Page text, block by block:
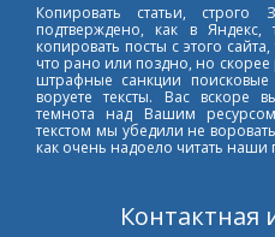
Копировать статьи,
подтверждено, как в
копировать посты с этого
что рано или поздно, но
штрафные санкции
воруете тексты. Вас вскоре
темнота над Вашим
текстом мы убедили не
как очень надоело читать наши